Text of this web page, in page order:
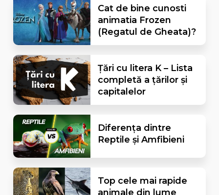
Cat de bine cunosti
animatia Frozen
(Regatul de Gheata)?
Țări cu litera K – Lista
completă a țărilor și
capitalelor
Diferența dintre
Reptile și Amfibieni
Top cele mai rapide
animale din lume